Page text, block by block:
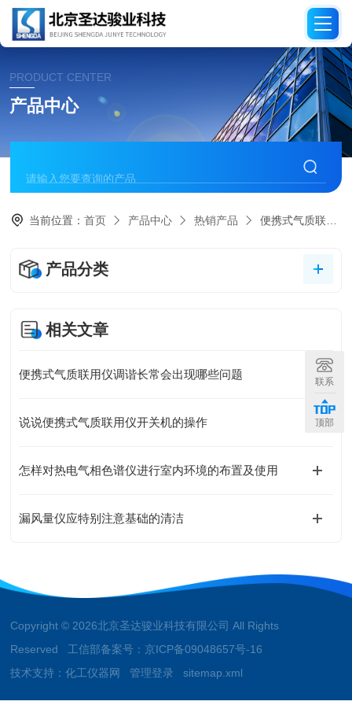
PRODUCT CENTER
产品中心
当前位置：首页 产品中心 热销产品 便携式气质联用仪
产品分类
相关文章
便携式气质联用仪调谐长常会出现哪些问题
说说便携式气质联用仪开关机的操作
怎样对热电气相色谱仪进行室内环境的布置及使用
漏风量仪应特别注意基础的清洁
Copyright © 2026北京圣达骏业科技有限公司 All Rights
Reserved 工信部备案号： 京ICP备09048657号-16
技术支持：化工仪器网 管理登录 sitemap.xml
联系
顶部